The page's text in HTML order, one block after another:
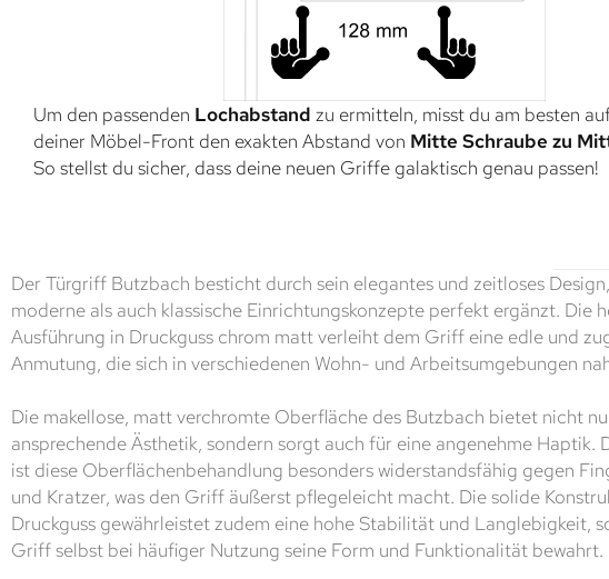
Um den passenden Lochabstand zu ermitteln, misst du am besten
deiner Möbel-Front den exakten Abstand von Mitte Schraube zu
So stellst du sicher, dass deine neuen Griffe galaktisch genau passen!
Der Türgriff Butzbach besticht durch sein elegantes und zeitloses
moderne als auch klassische Einrichtungskonzepte perfekt ergänzt. Die
Ausführung in Druckguss chrom matt verleiht dem Griff eine edle und
Anmutung, die sich in verschiedenen Wohn- und Arbeitsumgebungen
Die makellose, matt verchromte Oberfläche des Butzbach bietet nicht
ansprechende Ästhetik, sondern sorgt auch für eine angenehme Haptik.
ist diese Oberflächenbehandlung besonders widerstandsfähig gegen
und Kratzer, was den Griff äußerst pflegeleicht macht. Die solide
Druckguss gewährleistet zudem eine hohe Stabilität und Langlebigkeit,
Griff selbst bei häufiger Nutzung seine Form und Funktionalität bewahrt.